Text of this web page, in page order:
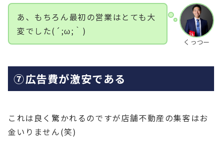
くっつー
あ、もちろん最初の営業はとても大
変でした(´;ω;｀)
⑦広告費が激安である
これは良く驚かれるのですが店舗不動産の集客はお
金いりません(笑)